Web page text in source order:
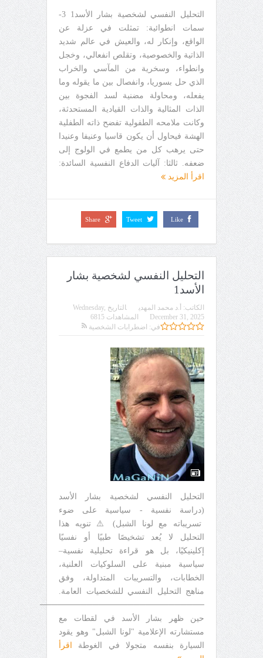
التحليل النفسي لشخصية بشار الأسد1 3-
سمات انطوائية: تمثلت في عزلة عن
الواقع، وإنكار له، والعيش في عالم شديد
الذاتية والخصوصية، وتقلص انفعالي، وخجل
وانطواء، وسخرية من المآسي والخراب
الذي حل بسوريا، وانفصال بين ما يقوله وما
يفعله، ومحاولة مضنية لسد الفجوة بين
الذات المثالية والذات القيادية المستحدثة،
وكانت ملامحه الطفولية تفضح ذاته الطفلية
الهشة فيحاول أن يكون قاسيا وعنيفا وعنيدا
حتى يرهب كل من يطمع في الولوج إلى
ضعفه. ثالثا: آليات الدفاع النفسية السائدة:
اقرأ المزيد
Like
Tweet
Share
التحليل النفسي لشخصية بشار
الأسد1
الكاتب: أ.د محمد المهدي التاريخ Wednesday,
December 31, 2025
في: اضطرابات الشخصية
المشاهدات 6815
التحليل النفسي لشخصية بشار الأسد
(دراسة نفسية - سياسية على ضوء
تسريباته مع لونا الشبل) ⚠️ تنويه هذا
التحليل لا يُعد تشخيصًا طبيًا أو نفسيًا
إكلينيكيًا، بل هو قراءة تحليلية نفسية–
سياسية مبنية على السلوكيات العلنية،
الخطابات، والتسريبات المتداولة، وفق
مناهج التحليل النفسي للشخصيات العامة.
────────────────────────────
حين ظهر بشار الأسد في لقطات مع
مستشارته الإعلامية "لونا الشبل" وهو يقود
السيارة بنفسه متجولا في الغوطة اقرأ